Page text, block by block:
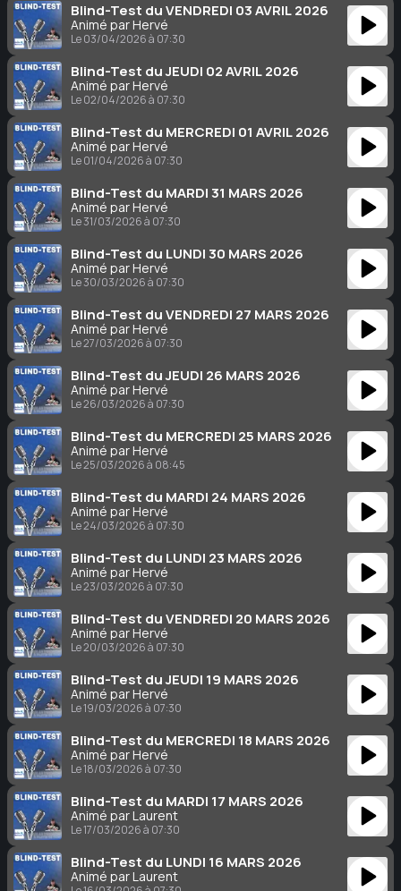
Blind-Test du VENDREDI 03 AVRIL 2026
Animé par Hervé
Le 03/04/2026 à 07:30
Blind-Test du JEUDI 02 AVRIL 2026
Animé par Hervé
Le 02/04/2026 à 07:30
Blind-Test du MERCREDI 01 AVRIL 2026
Animé par Hervé
Le 01/04/2026 à 07:30
Blind-Test du MARDI 31 MARS 2026
Animé par Hervé
Le 31/03/2026 à 07:30
Blind-Test du LUNDI 30 MARS 2026
Animé par Hervé
Le 30/03/2026 à 07:30
Blind-Test du VENDREDI 27 MARS 2026
Animé par Hervé
Le 27/03/2026 à 07:30
Blind-Test du JEUDI 26 MARS 2026
Animé par Hervé
Le 26/03/2026 à 07:30
Blind-Test du MERCREDI 25 MARS 2026
Animé par Hervé
Le 25/03/2026 à 08:45
Blind-Test du MARDI 24 MARS 2026
Animé par Hervé
Le 24/03/2026 à 07:30
Blind-Test du LUNDI 23 MARS 2026
Animé par Hervé
Le 23/03/2026 à 07:30
Blind-Test du VENDREDI 20 MARS 2026
Animé par Hervé
Le 20/03/2026 à 07:30
Blind-Test du JEUDI 19 MARS 2026
Animé par Hervé
Le 19/03/2026 à 07:30
Blind-Test du MERCREDI 18 MARS 2026
Animé par Hervé
Le 18/03/2026 à 07:30
Blind-Test du MARDI 17 MARS 2026
Animé par Laurent
Le 17/03/2026 à 07:30
Blind-Test du LUNDI 16 MARS 2026
Animé par Laurent